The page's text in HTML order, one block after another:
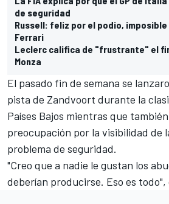
de seguridad
Russell: feliz por el podio, imposible
Ferrari
Leclerc califica de "frustrante" el
Monza
El pasado fin de semana se
pista de Zandvoort durante la
Países Bajos mientras que
preocupación por la visibilidad de
problema de seguridad.
"Creo que a nadie le gustan los
deberían producirse. Eso es